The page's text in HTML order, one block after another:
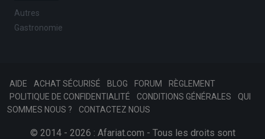
Autres
Gastronomie
AIDE ACHAT SÉCURISÉ BLOG FORUM
RÈGLEMENT
POLITIQUE DE CONFIDENTIALITÉ
CONDITIONS GÉNÉRALES
QUI
SOMMES NOUS ?
CONTACTEZ NOUS
© 2014 - 2026 : Afariat.com - Tous les droits sont